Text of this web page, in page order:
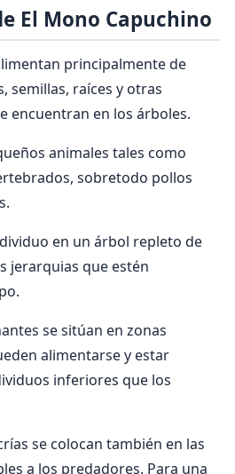
El Mono Capuchino
principalmente de
semillas, raíces y otras
encuentran en los árboles.
animales tales como
sobretodo pollos
en un árbol repleto de
jerarquias que estén
se sitúan en zonas
alimentarse y estar
inferiores que los
se colocan también en las
a los predadores. Para una